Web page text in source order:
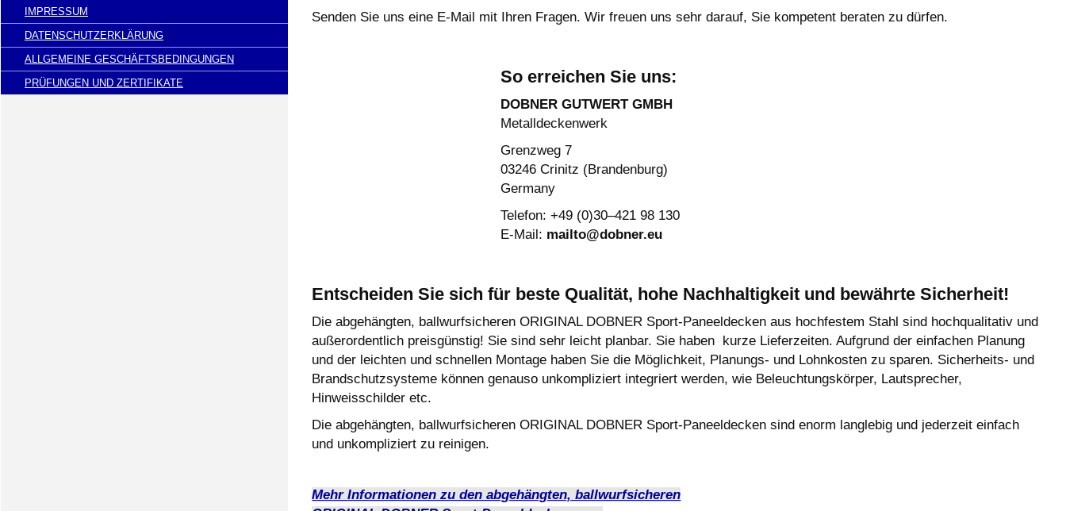
IMPRESSUM
DATENSCHUTZERKLÄRUNG
ALLGEMEINE GESCHÄFTSBEDINGUNGEN
PRÜFUNGEN UND ZERTIFIKATE
Senden Sie uns eine E-Mail mit Ihren Fragen. Wir freuen uns sehr darauf, Sie kompetent beraten zu dürfen.
So erreichen Sie uns:
DOBNER GUTWERT GMBH
Metalldeckenwerk
Grenzweg 7
03246 Crinitz (Brandenburg)
Germany
Telefon: +49 (0)30–421 98 130
E-Mail: mailto@dobner.eu
Entscheiden Sie sich für beste Qualität, hohe Nachhaltigkeit und bewährte Sicherheit!
Die abgehängten, ballwurfsicheren ORIGINAL DOBNER Sport-Paneeldecken aus hochfestem Stahl sind hochqualitativ und
außerordentlich preisgünstig! Sie sind sehr leicht planbar. Sie haben kurze Lieferzeiten. Aufgrund der einfachen Planung
und der leichten und schnellen Montage haben Sie die Möglichkeit, Planungs- und Lohnkosten zu sparen. Sicherheits- und
Brandschutzsysteme können genauso unkompliziert integriert werden, wie Beleuchtungskörper, Lautsprecher,
Hinweisschilder etc.
Die abgehängten, ballwurfsicheren ORIGINAL DOBNER Sport-Paneeldecken sind enorm langlebig und jederzeit einfach
und unkompliziert zu reinigen.
Mehr Informationen zu den abgehängten, ballwurfsicheren